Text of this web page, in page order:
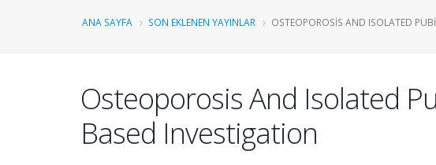
ANA SAYFA SON EKLENEN YAYINLAR OSTEOPOROSIS AND ISOLATED
Osteoporosis And Isolated
Based Investigation